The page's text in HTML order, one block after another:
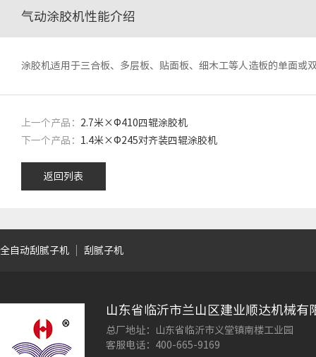
气动涂胶机性能介绍
涂胶机适用于三合板、多层板、贴面板、细木工等人造板的单面或
上一个产品： 2.7米×Φ410四辊涂胶机
下一个产品： 1.4米×Φ245对齐装四辊涂胶机
返回列表
全自动刮腻子机 刮腻子机
山东省临沂市兰山区建业顺达机械有
总厂地址：山东省临沂市义堂镇南楼工业园
客服电话：400-665-9169